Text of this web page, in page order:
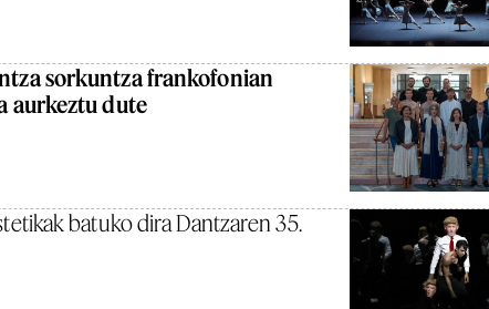
sorkuntza frankofonian
aurkeztu dute
batuko dira Dantzaren 35.